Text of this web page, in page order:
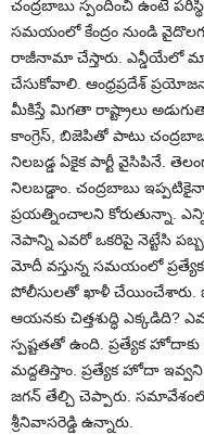
చంద్రబాబు స్పందించి ఉంటే
సమయంలో కేంద్రం నుండి
రాజీనామా చేస్తారు. ఎన్డీయేలో
చేసుకోవాలి. ఆంధ్రప్రదేశ్‌
మీకిస్తే మిగతా రాష్ట్రాలు
కాంగ్రెస్‌, బిజెపితో పాటు
నిలబడ్డ ఏకైక పార్టీ వైసిపినే.
నిలబడ్డాం. చంద్రబాబు
ప్రయత్నించాలని కోరుతున్నా.
నెపాన్ని ఎవరో ఒకరిపై నెట్టేసి
మోదీ వస్తున్న సమయంలో
పోలీసులతో ఖాళీ చేయించేశారు.
ఆయనకు చిత్తశుద్ధి ఎక్కడిది?
స్పష్టతతో ఉంది. ప్రత్యేక హోదాకు
మద్దతిస్తాం. ప్రత్యేక హోదా ఇవ్వని
జగన్‌ తేల్చి చెప్పారు.
శ్రీ‌నివాస‌రెడ్డి ఉన్నారు.